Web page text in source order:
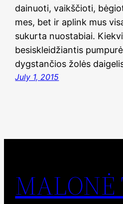
dainuoti, vaikščioti,
mes, bet ir aplink mus
sukurta nuostabiai.
besiskleidžiantis
dygstančios žolės
July 1, 2015
MALONĖ